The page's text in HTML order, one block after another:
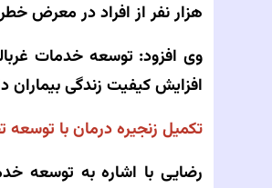
هزار نفر از افراد در معرض
وی افزود: توسعه خدمات
افزایش کیفیت زندگی بیماران
تکمیل زنجیره درمان با
رضایی با اشاره به توسعه